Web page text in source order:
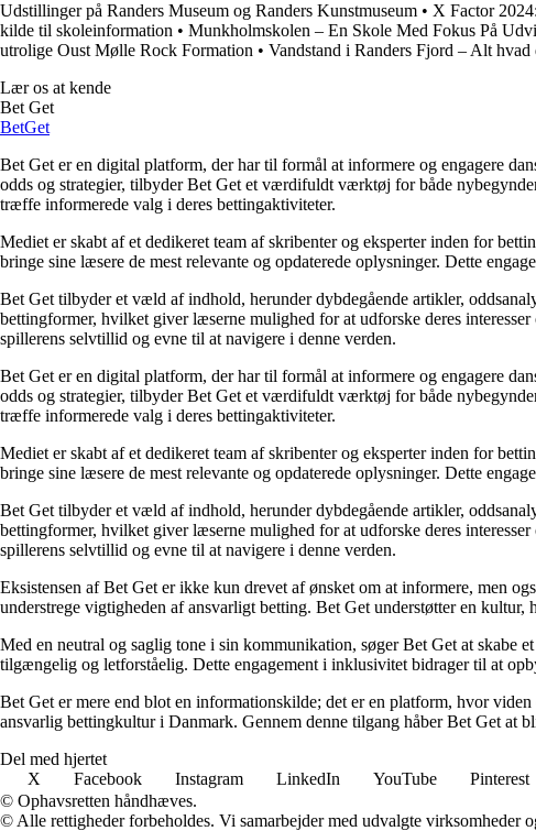
Udstillinger på Randers Museum og Randers Kunstmuseum • X Factor
kilde til skoleinformation • Munkholmskolen – En Skole Med Fokus På
utrolige Oust Mølle Rock Formation • Vandstand i Randers Fjord – Alt hvad
Lær os at kende
Bet Get
BetGet
Bet Get er en digital platform, der har til formål at informere og engagere
odds og strategier, tilbyder Bet Get et værdifuldt værktøj for både
træffe informerede valg i deres bettingaktiviteter.
Mediet er skabt af et dedikeret team af skribenter og eksperter inden for
bringe sine læsere de mest relevante og opdaterede oplysninger. Dette
Bet Get tilbyder et væld af indhold, herunder dybdegående artikler,
bettingformer, hvilket giver læserne mulighed for at udforske deres
spillerens selvtillid og evne til at navigere i denne verden.
Bet Get er en digital platform, der har til formål at informere og engagere
odds og strategier, tilbyder Bet Get et værdifuldt værktøj for både
træffe informerede valg i deres bettingaktiviteter.
Mediet er skabt af et dedikeret team af skribenter og eksperter inden for
bringe sine læsere de mest relevante og opdaterede oplysninger. Dette
Bet Get tilbyder et væld af indhold, herunder dybdegående artikler,
bettingformer, hvilket giver læserne mulighed for at udforske deres
spillerens selvtillid og evne til at navigere i denne verden.
Eksistensen af Bet Get er ikke kun drevet af ønsket om at informere, men
understrege vigtigheden af ansvarligt betting. Bet Get understøtter en
Med en neutral og saglig tone i sin kommunikation, søger Bet Get at skabe
tilgængelig og letforståelig. Dette engagement i inklusivitet bidrager til at
Bet Get er mere end blot en informationskilde; det er en platform, hvor
ansvarlig bettingkultur i Danmark. Gennem denne tilgang håber Bet Get at
Del med hjertet
X
Facebook Instagram LinkedIn YouTube Pinterest
© Ophavsretten håndhæves.
© Alle rettigheder forbeholdes. Vi samarbejder med udvalgte virksomheder